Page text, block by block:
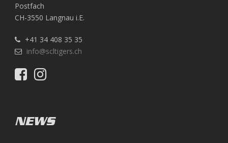
Postfach
CH-3550 Langnau i.E.
+41 34 408 35 35
info@scltigers.ch
NEWS